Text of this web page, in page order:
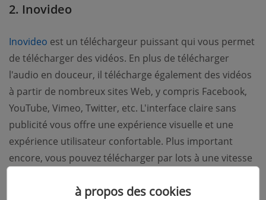
2. Inovideo
Inovideo est un téléchargeur puissant qui vous permet
de télécharger des vidéos. En plus de télécharger
l'audio en douceur, il télécharge également des vidéos
à partir de nombreux sites Web, y compris Facebook,
YouTube, Vimeo, Twitter, etc. L'interface claire sans
publicité vous offre une expérience visuelle et une
expérience utilisateur confortable. Plus important
encore, vous pouvez télécharger par lots à une vitesse
à propos des cookies